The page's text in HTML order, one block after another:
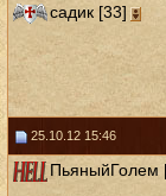
садик [33]
25.10.12 15:46
ПьяныйГолем